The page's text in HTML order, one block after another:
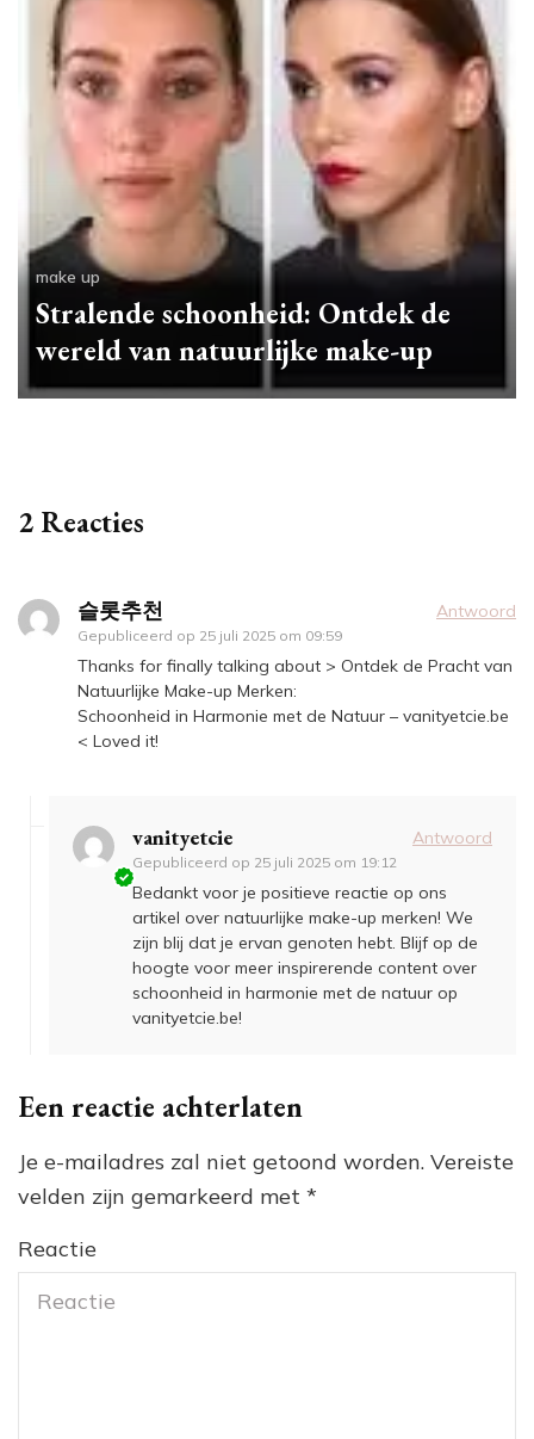
make up
Stralende schoonheid: Ontdek de
wereld van natuurlijke make-up
2 Reacties
슬롯추천
Gepubliceerd op 25 juli 2025 om 09:59
Antwoord
Thanks for finally talking about > Ontdek de Pracht van
Natuurlijke Make-up Merken:
Schoonheid in Harmonie met de Natuur – vanityetcie.be
< Loved it!
vanityetcie
Gepubliceerd op 25 juli 2025 om 19:12
Antwoord
Bedankt voor je positieve reactie op ons
artikel over natuurlijke make-up merken! We
zijn blij dat je ervan genoten hebt. Blijf op de
hoogte voor meer inspirerende content over
schoonheid in harmonie met de natuur op
vanityetcie.be!
Een reactie achterlaten
Je e-mailadres zal niet getoond worden. Vereiste
velden zijn gemarkeerd met *
Reactie